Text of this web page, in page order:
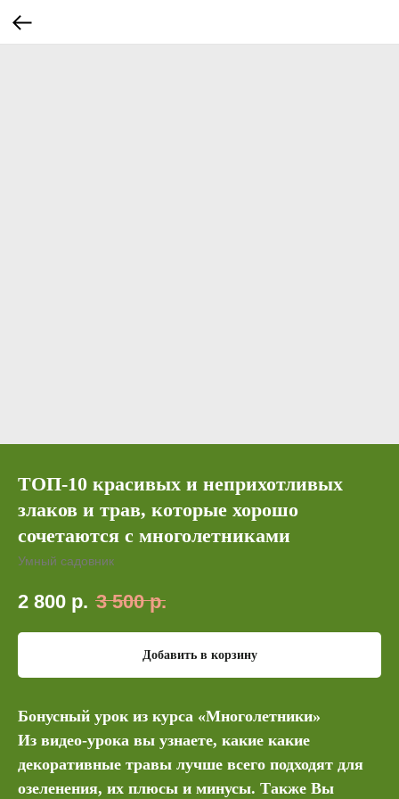
ТОП-10 красивых и неприхотливых
злаков и трав, которые хорошо
сочетаются с многолетниками
Умный садовник
2 800 р. 3 500 р.
Добавить в корзину
Бонусный урок из курса «Многолетники»
Из видео-урока вы узнаете, какие какие
декоративные травы лучше всего подходят для
озеленения, их плюсы и минусы. Также Вы